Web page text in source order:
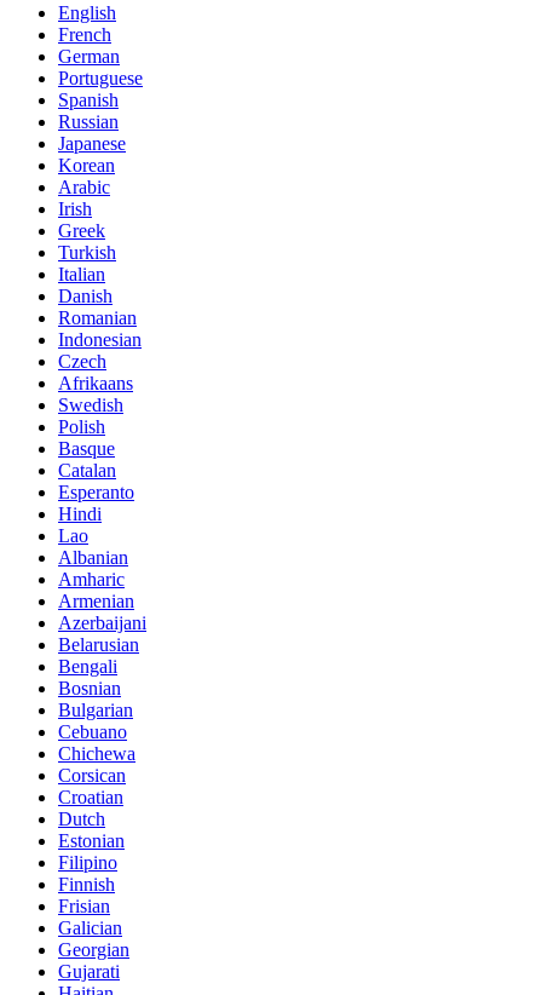
English
French
German
Portuguese
Spanish
Russian
Japanese
Korean
Arabic
Irish
Greek
Turkish
Italian
Danish
Romanian
Indonesian
Czech
Afrikaans
Swedish
Polish
Basque
Catalan
Esperanto
Hindi
Lao
Albanian
Amharic
Armenian
Azerbaijani
Belarusian
Bengali
Bosnian
Bulgarian
Cebuano
Chichewa
Corsican
Croatian
Dutch
Estonian
Filipino
Finnish
Frisian
Galician
Georgian
Gujarati